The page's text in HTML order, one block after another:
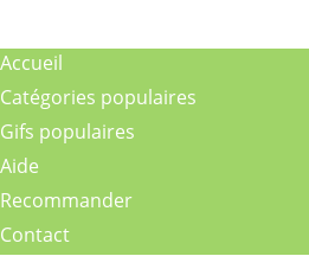
Accueil
Catégories populaires
Gifs populaires
Aide
Recommander
Contact